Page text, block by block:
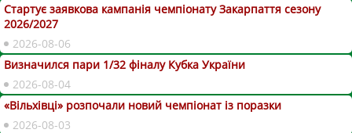
Стартує заявкова кампанія чемпіонату Закарпаття сезону
2026/2027
2026-08-06
Визначился пари 1/32 фіналу Кубка України
2026-08-04
«Вільхівці» розпочали новий чемпіонат із поразки
2026-08-03